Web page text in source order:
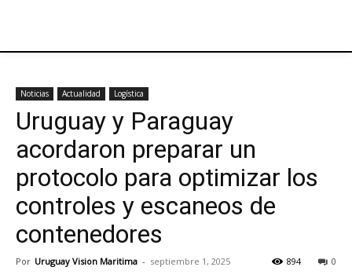
Noticias Actualidad Logística
Uruguay y Paraguay
acordaron preparar un
protocolo para optimizar los
controles y escaneos de
contenedores
Por Uruguay Vision Maritima - septiembre 1, 2025 0
894